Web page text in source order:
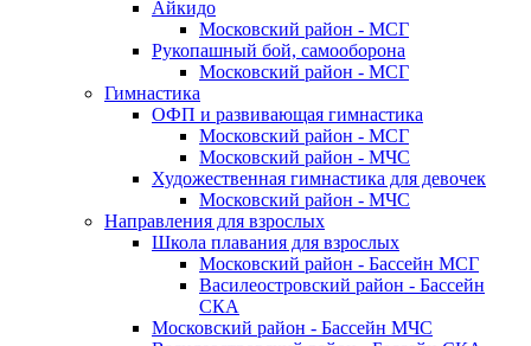
Айкидо
Московский район - МСГ
Рукопашный бой, самооборона
Московский район - МСГ
Гимнастика
ОФП и развивающая гимнастика
Московский район - МСГ
Московский район - МЧС
Художественная гимнастика для девочек
Московский район - МЧС
Направления для взрослых
Школа плавания для взрослых
Московский район - Бассейн МСГ
Василеостровский район - Бассейн
СКА
Московский район - Бассейн МЧС